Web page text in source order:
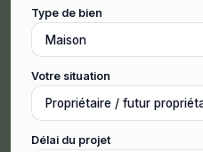
Type de bien
Votre situation
Délai du projet